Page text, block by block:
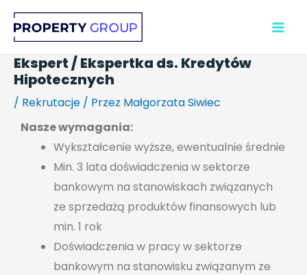
Przejdź
Ekspert / Ekspertka ds. Kredytów
Hipotecznych
/ Rekrutacje / Przez Małgorzata Siwiec
Nasze wymagania:
Wykształcenie wyższe, ewentualnie średnie
Min. 3 lata doświadczenia w sektorze
bankowym na stanowiskach związanych
ze sprzedażą produktów finansowych lub
min. 1 rok
Doświadczenia w pracy w sektorze
bankowym na stanowisku związanym ze